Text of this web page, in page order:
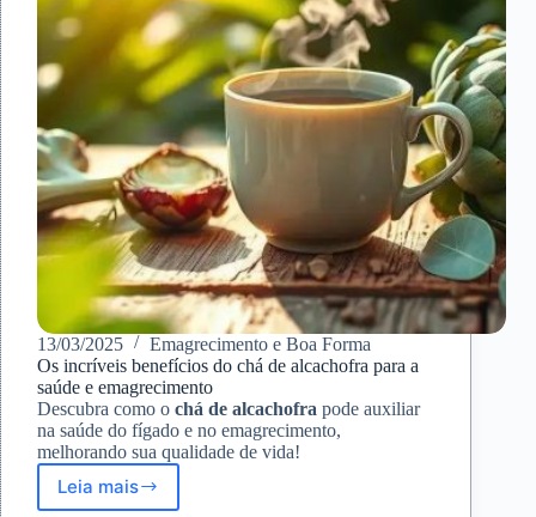
13/03/2025
Emagrecimento e Boa Forma
Os incríveis benefícios do chá de alcachofra para a
saúde e emagrecimento
Descubra como o chá de alcachofra pode auxiliar
na saúde do fígado e no emagrecimento,
melhorando sua qualidade de vida!
Leia mais
Os